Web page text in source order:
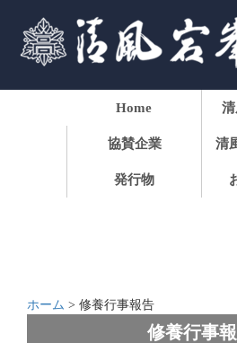
Home
協賛企業 清
発行物
ホーム > 修養行事報告
修養行事